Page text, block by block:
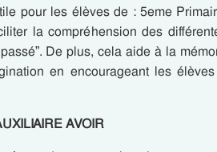
pour les élèves de : 5eme
la compréhension des
De plus, cela aide à la
en encourageant les
AVOIR